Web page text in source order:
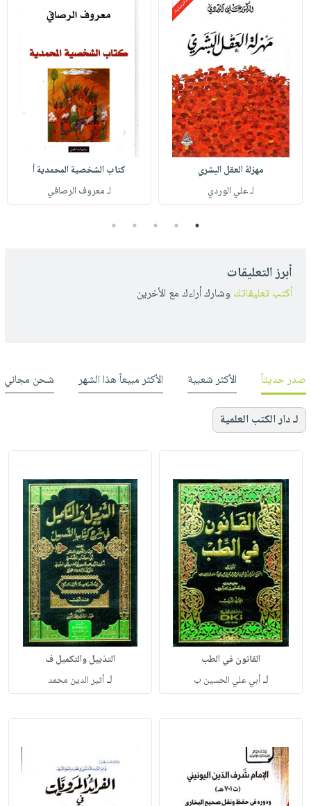
مهزلة العقل البشري
لـ علي الوردي
كتاب الشخصية المحمدية أ
لـ معروف الرصافي
1
2
3
4
5
أبرز التعليقات
أكتب تعليقاتك وشارك أراءك مع الأخرين
صدر حديثاً الأكثر شعبية الأكثر مبيعاً هذا الشهر شحن مجاني
لـ دار الكتب العلمية
القانون في الطب
لـأبي علي الحسين ب
التذييل والتكميل ف
لـأثير الدين محمد